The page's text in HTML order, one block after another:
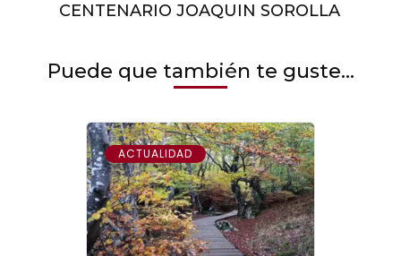
CENTENARIO JOAQUIN SOROLLA
Puede que también te guste...
ACTUALIDAD